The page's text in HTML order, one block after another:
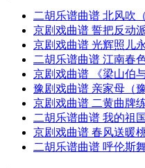
二胡乐谱曲谱 北风吹
京剧戏曲谱 誓把反动
京剧戏曲谱 光辉照儿
二胡乐谱曲谱 江南春
京剧戏曲谱 《梁山伯
豫剧戏曲谱 亲家母（
京剧戏曲谱 二黄曲牌
二胡乐谱曲谱 我的祖
京剧戏曲谱 春风送暖
二胡乐谱曲谱 呼伦斯